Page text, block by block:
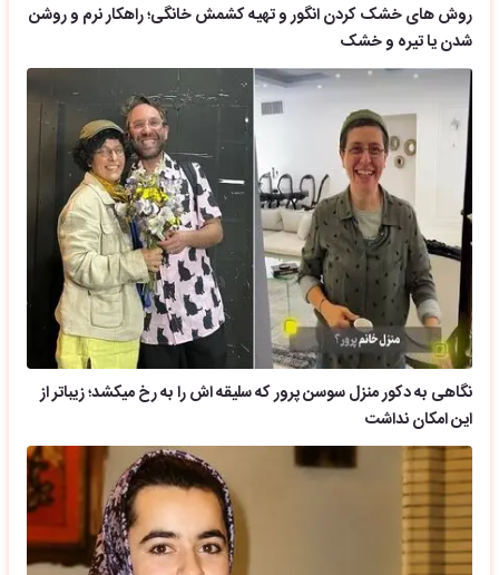
روش های خشک کردن انگور و تهیه کشمش خانگی؛ راهکار نرم و روشن
شدن یا تیره و خشک
نگاهی به دکور منزل سوسن پرور که سلیقه اش را به رخ میکشد؛ زیباتر از
این امکان نداشت